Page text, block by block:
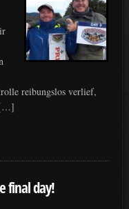
reibungslos verlief,
[…]
final day!